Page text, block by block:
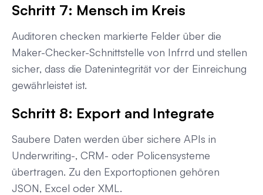
Schritt 7: Mensch im Kreis
Auditoren checken markierte Felder über die
Maker-Checker-Schnittstelle von Infrrd und stellen
sicher, dass die Datenintegrität vor der Einreichung
gewährleistet ist.
Schritt 8: Export and Integrate
Saubere Daten werden über sichere APIs in
Underwriting-, CRM- oder Policensysteme
übertragen. Zu den Exportoptionen gehören
JSON, Excel oder XML.